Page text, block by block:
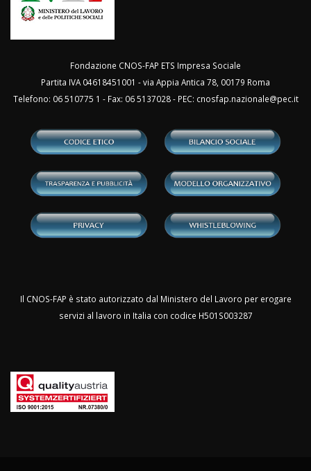
Fondazione CNOS-FAP ETS Impresa Sociale
Partita IVA 04618451001 - via Appia Antica 78, 00179 Roma
Telefono: 06 510775 1 - Fax: 06 5137028 - PEC: cnosfap.nazionale@pec.it
Il CNOS-FAP è stato autorizzato dal Ministero del Lavoro per erogare
servizi al lavoro in Italia con codice H501S003287